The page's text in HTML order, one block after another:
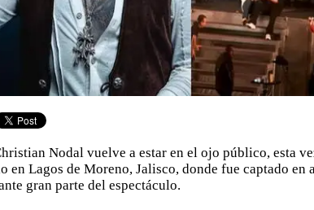
Nodal vuelve a estar en el ojo público, esta
en Lagos de Moreno, Jalisco, donde fue captado en
gran parte del espectáculo.